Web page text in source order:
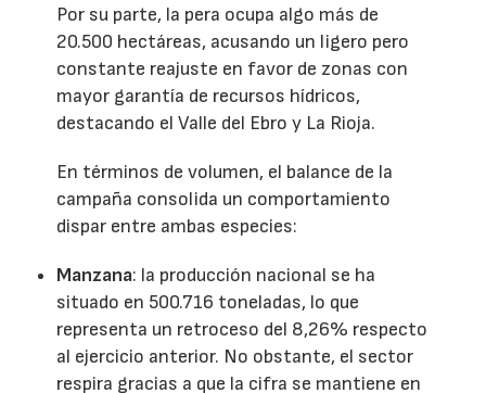
Por su parte, la pera ocupa algo más de
20.500 hectáreas, acusando un ligero pero
constante reajuste en favor de zonas con
mayor garantía de recursos hídricos,
destacando el Valle del Ebro y La Rioja.
En términos de volumen, el balance de la
campaña consolida un comportamiento
dispar entre ambas especies:
Manzana: la producción nacional se ha
situado en 500.716 toneladas, lo que
representa un retroceso del 8,26% respecto
al ejercicio anterior. No obstante, el sector
respira gracias a que la cifra se mantiene en